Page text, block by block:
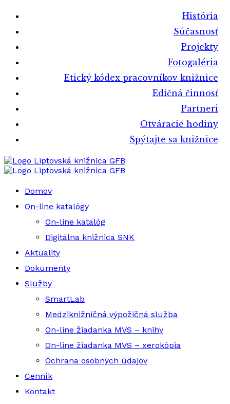
História
Súčasnosť
Projekty
Fotogaléria
Etický kódex pracovníkov knižnice
Edičná činnosť
Partneri
Otváracie hodiny
Spýtajte sa knižnice
Liptovská knižnica GFB
Liptovská knižnica GFB
Domov
On-line katalógy
On-line katalóg
Digitálna knižnica SNK
Aktuality
Dokumenty
Služby
SmartLab
Medziknižničná výpožičná služba
On-line žiadanka MVS – knihy
On-line žiadanka MVS – xerokópia
Ochrana osobných údajov
Cenník
Kontakt